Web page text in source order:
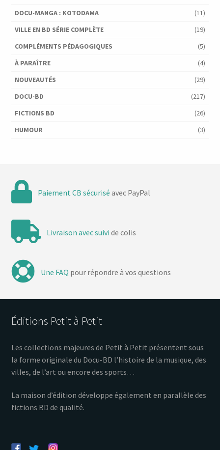
DOCU-MANGA : KOTODAMA
(11)
VILLE EN BD SÉRIE COMPLÈTE
(19)
COMPLÉMENTS PÉDAGOGIQUES
(5)
À PARAÎTRE
(4)
NOUVEAUTÉS
(29)
DOCU-BD
(217)
FICTIONS BD
(26)
HUMOUR
(3)
Paiement CB sécurisé avec PayPal
Livraison avec suivi de colis
Une FAQ pour répondre à vos questions
Éditions Petit à Petit
Les collections majeures de Petit à Petit présentent sous
la forme originale du Docu-BD l’histoire de la musique, des
villes, de l’art ou encore des sports…
La maison d’édition développe également en parallèle des
fictions BD de qualité.